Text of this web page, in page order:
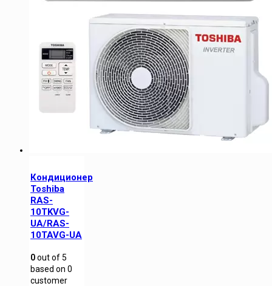
Кондиционер
Toshiba
RAS-
10TKVG-
UA/RAS-
10TAVG-UA
0out of5
based on 0
customer